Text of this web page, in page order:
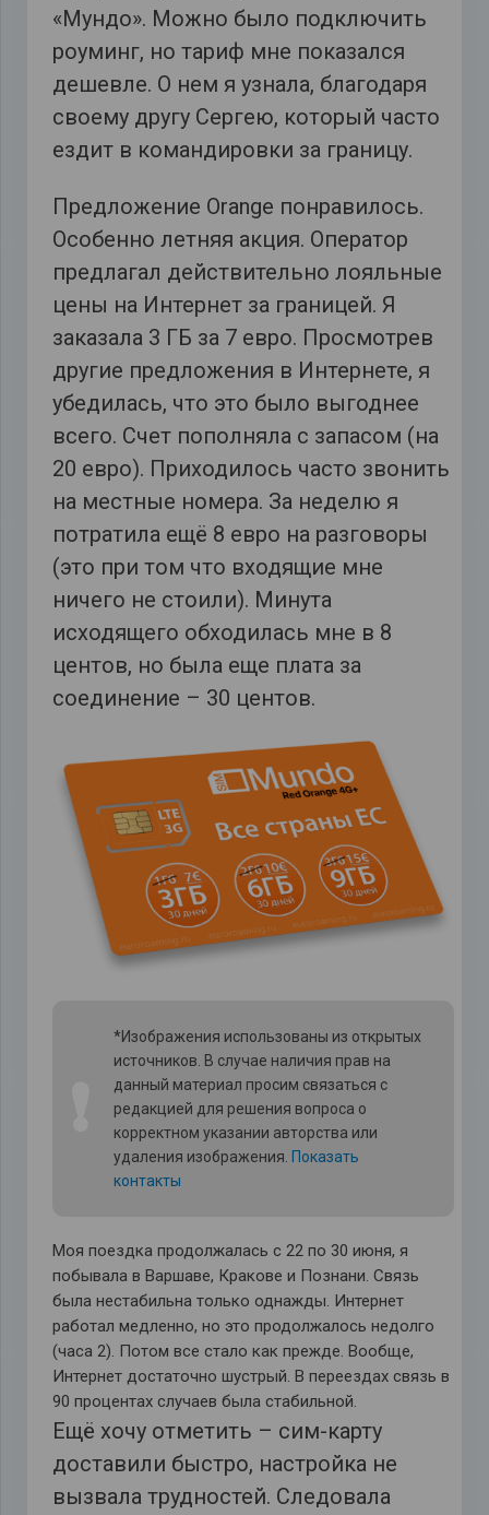
«Мундо». Можно было подключить
роуминг, но тариф мне показался
дешевле. О нем я узнала, благодаря
своему другу Сергею, который часто
ездит в командировки за границу.
Предложение Orange понравилось.
Особенно летняя акция. Оператор
предлагал действительно лояльные
цены на Интернет за границей. Я
заказала 3 ГБ за 7 евро. Просмотрев
другие предложения в Интернете, я
убедилась, что это было выгоднее
всего. Счет пополняла с запасом (на
20 евро). Приходилось часто звонить
на местные номера. За неделю я
потратила ещё 8 евро на разговоры
(это при том что входящие мне
ничего не стоили). Минута
исходящего обходилась мне в 8
центов, но была еще плата за
соединение – 30 центов.
*Изображения использованы из открытых
источников. В случае наличия прав на
данный материал просим связаться с
редакцией для решения вопроса о
корректном указании авторства или
удаления изображения. Показать
контакты
Моя поездка продолжалась с 22 по 30 июня, я
побывала в Варшаве, Кракове и Познани. Связь
была нестабильна только однажды. Интернет
работал медленно, но это продолжалось недолго
(часа 2). Потом все стало как прежде. Вообще,
Интернет достаточно шустрый. В переездах связь в
90 процентах случаев была стабильной.
Ещё хочу отметить – сим-карту
доставили быстро, настройка не
вызвала трудностей. Следовала